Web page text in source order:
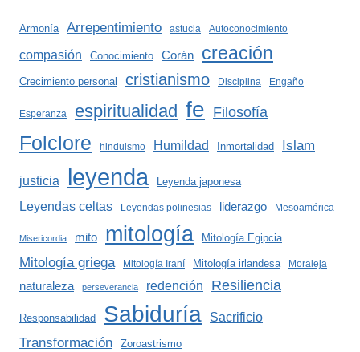
Armonía Arrepentimiento astucia Autoconocimiento
compasión Conocimiento Corán creación
Crecimiento personal cristianismo Disciplina Engaño
Esperanza espiritualidad fe Filosofía
Folclore hinduismo Humildad Inmortalidad Islam
justicia leyenda Leyenda japonesa
Leyendas celtas Leyendas polinesias liderazgo Mesoamérica
Misericordia mito mitología Mitología Egipcia
Mitología griega Mitología Iraní Mitología irlandesa Moraleja
naturaleza perseverancia redención Resiliencia
Responsabilidad Sabiduría Sacrificio
Transformación Zoroastrismo